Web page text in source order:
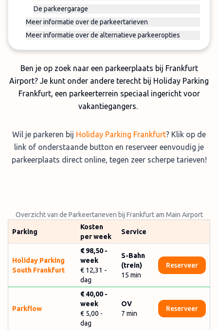
De parkeergarage
Meer informatie over de parkeertarieven
Meer informatie over de alternatieve parkeeropties
Ben je op zoek naar een parkeerplaats bij Frankfurt
Airport? Je kunt onder andere terecht bij Holiday Parking
Frankfurt, een parkeerterrein speciaal ingericht voor
vakantiegangers.
Wil je parkeren bij Holiday Parking Frankfurt? Klik op de
link of onderstaande button en reserveer eenvoudig je
parkeerplaats direct online, tegen zeer scherpe tarieven!
Overzicht van de Parkeertarieven bij Frankfurt am Main Airport
Parking
Kosten
per week
Service
Holiday Parking
South Frankfurt
€ 98,50 -
week
€ 12,31 -
dag
S-Bahn
(trein)
15 min
Reserveer
Parkflow
€ 40,00 -
week
€ 5,00 -
dag
OV
7 min
Reserveer